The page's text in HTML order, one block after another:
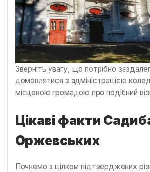
Зверніть увагу, що потрібно
домовлятися з адміністрацією
місцевою громадою про подібний
Цікаві факти
Оржевських
Почнемо з цілком підтверджених